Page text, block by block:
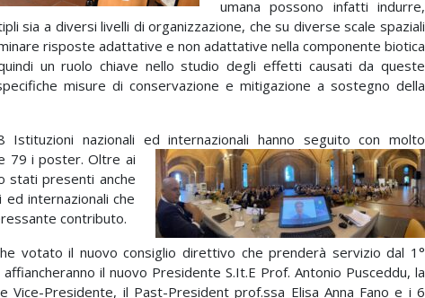
umana possono infatti indurre,
sia a diversi livelli di organizzazione, che su diverse scale spaziali
risposte adattative e non adattative nella componente biotica
un ruolo chiave nello studio degli effetti causati da queste
misure di conservazione e mitigazione a sostegno della
nazionali ed internazionali hanno seguito con molto
79 i poster. Oltre ai
stati presenti anche
internazionali che
contributo.
votato il nuovo consiglio direttivo che prenderà servizio dal 1°
il nuovo Presidente S.It.E Prof. Antonio Pusceddu, la
Vice-Presidente, il Past-President prof.ssa Elisa Anna Fano e i 6